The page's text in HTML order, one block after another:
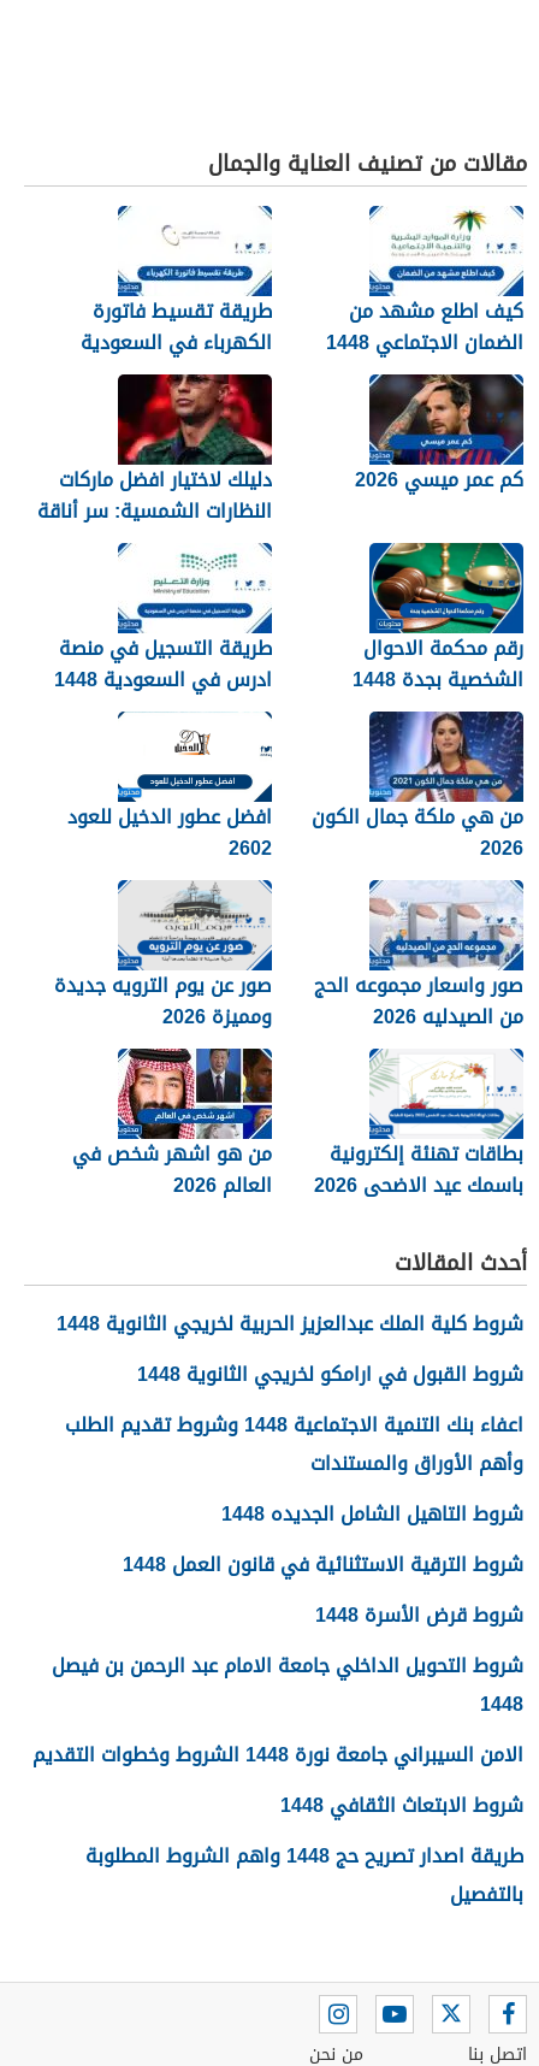
مقالات من تصنيف العناية والجمال
كيف اطلع مشهد من
الضمان الاجتماعي 1448
طريقة تقسيط فاتورة
الكهرباء في السعودية
1448 – 2026
كم عمر ميسي 2026
دليلك لاختيار افضل ماركات
النظارات الشمسية: سر أناقة
نجوم الرياضة والموضة
رقم محكمة الاحوال
الشخصية بجدة 1448
طريقة التسجيل في منصة
ادرس في السعودية 1448
من هي ملكة جمال الكون
2026
افضل عطور الدخيل للعود
2602
صور واسعار مجموعه الحج
من الصيدليه 2026
صور عن يوم الترويه جديدة
ومميزة 2026
بطاقات تهنئة إلكترونية
باسمك عيد الاضحى 2026
من هو اشهر شخص في
العالم 2026
أحدث المقالات
شروط كلية الملك عبدالعزيز الحربية لخريجي الثانوية 1448
شروط القبول في ارامكو لخريجي الثانوية 1448
اعفاء بنك التنمية الاجتماعية 1448 وشروط تقديم الطلب
وأهم الأوراق والمستندات
شروط التاهيل الشامل الجديده 1448
شروط الترقية الاستثنائية في قانون العمل 1448
شروط قرض الأسرة 1448
شروط التحويل الداخلي جامعة الامام عبد الرحمن بن فيصل
1448
الامن السيبراني جامعة نورة 1448 الشروط وخطوات التقديم
شروط الابتعاث الثقافي 1448
طريقة اصدار تصريح حج 1448 واهم الشروط المطلوبة
بالتفصيل
اتصل بنا من نحن